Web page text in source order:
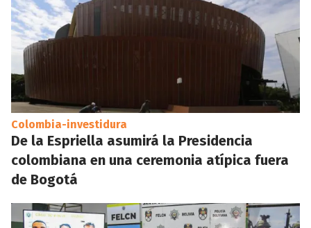
Colombia-investidura
De la Espriella asumirá la Presidencia
colombiana en una ceremonia atípica fuera
de Bogotá